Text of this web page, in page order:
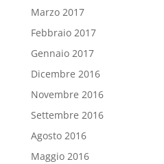
Marzo 2017
Febbraio 2017
Gennaio 2017
Dicembre 2016
Novembre 2016
Settembre 2016
Agosto 2016
Maggio 2016